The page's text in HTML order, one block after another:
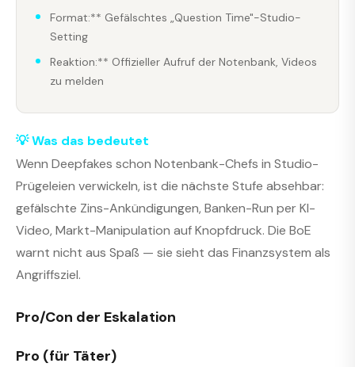
Format:** Gefälschtes „Question Time"-Studio-
Setting
Reaktion:** Offizieller Aufruf der Notenbank, Videos
zu melden
💡 Was das bedeutet
Wenn Deepfakes schon Notenbank-Chefs in Studio-
Prügeleien verwickeln, ist die nächste Stufe absehbar:
gefälschte Zins-Ankündigungen, Banken-Run per KI-
Video, Markt-Manipulation auf Knopfdruck. Die BoE
warnt nicht aus Spaß — sie sieht das Finanzsystem als
Angriffsziel.
Pro/Con der Eskalation
Pro (für Täter)